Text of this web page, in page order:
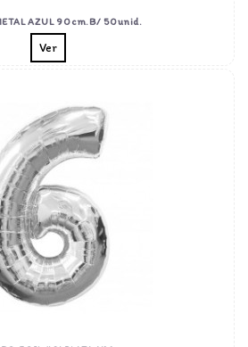
AZUL 90cm.B/ 50unid.
Ver